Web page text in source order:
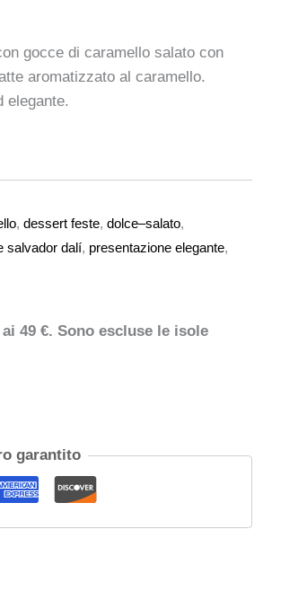
gocce di caramello salato con
aromatizzato al caramello.
elegante.
,dessert feste,dolce–salato,
salvador dalí, presentazione elegante,
49 €. Sono escluse le isole
garantito